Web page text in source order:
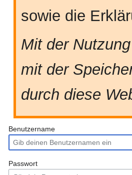
sowie die
Mit der
mit der
durch diese
Benutzername
Passwort